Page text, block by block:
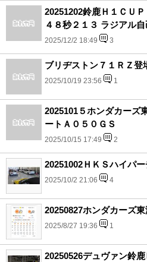
20251202鈴鹿Ｈ１ＣＵ
４８秒２１３ ラジアル自
2025/12/2 18:49 3
ブリヂストン７１ＲＺ登
2025/10/19 23:56 1
2025101５ホンダカーズ
ートＡ０５０ＧＳ
2025/10/15 17:49 2
20251002ＨＫＳハイパ
2025/10/2 21:06 4
20250827ホンダカーズ
2025/8/27 19:36 1
20250526デュヴァン鈴